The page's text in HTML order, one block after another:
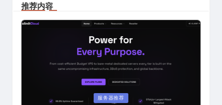
推荐内容
Posted
服务器推荐